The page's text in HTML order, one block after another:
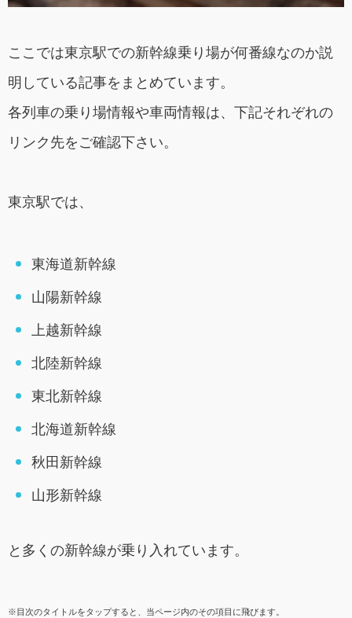
ここでは東京駅での新幹線乗り場が何番線なのか説
明している記事をまとめています。
各列車の乗り場情報や車両情報は、下記それぞれの
リンク先をご確認下さい。
東京駅では、
東海道新幹線
山陽新幹線
上越新幹線
北陸新幹線
東北新幹線
北海道新幹線
秋田新幹線
山形新幹線
と多くの新幹線が乗り入れています。
※目次のタイトルをタップすると、当ページ内のその項目に飛びます。